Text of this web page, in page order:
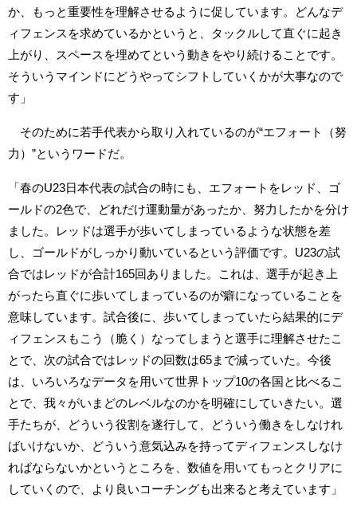
か、もっと重要性を理解させるように促しています。どんなデ
ィフェンスを求めているかというと、タックルして直ぐに起き
上がり、スペースを埋めてという動きをやり続けることです。
そういうマインドにどうやってシフトしていくかが大事なので
す」
そのために若手代表から取り入れているのが“エフォート（努
力）”というワードだ。
「春のU23日本代表の試合の時にも、エフォートをレッド、ゴ
ールドの2色で、どれだけ運動量があったか、努力したかを分け
ました。レッドは選手が歩いてしまっているような状態を差
し、ゴールドがしっかり動いているという評価です。U23の試
合ではレッドが合計165回ありました。これは、選手が起き上
がったら直ぐに歩いてしまっているのが癖になっていることを
意味しています。試合後に、歩いてしまっていたら結果的にデ
ィフェンスもこう（脆く）なってしまうと選手に理解させたこ
とで、次の試合ではレッドの回数は65まで減っていた。今後
は、いろいろなデータを用いて世界トップ10の各国と比べるこ
とで、我々がいまどのレベルなのかを明確にしていきたい。選
手たちが、どういう役割を遂行して、どういう働きをしなけれ
ばいけないか、どういう意気込みを持ってディフェンスしなけ
ればならないかというところを、数値を用いてもっとクリアに
していくので、より良いコーチングも出来ると考えています」